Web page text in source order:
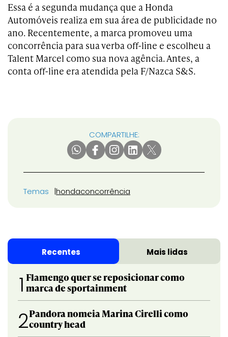
Essa é a segunda mudança que a Honda
Automóveis realiza em sua área de publicidade no
ano. Recentemente, a marca promoveu uma
concorrência para sua verba off-line e escolheu a
Talent Marcel como sua nova agência. Antes, a
conta off-line era atendida pela F/Nazca S&S.
COMPARTILHE:
Temas hondaconcorrência
Recentes Mais lidas
1 Flamengo quer se reposicionar como
marca de sportainment
2Pandora nomeia Marina Cirelli como
country head